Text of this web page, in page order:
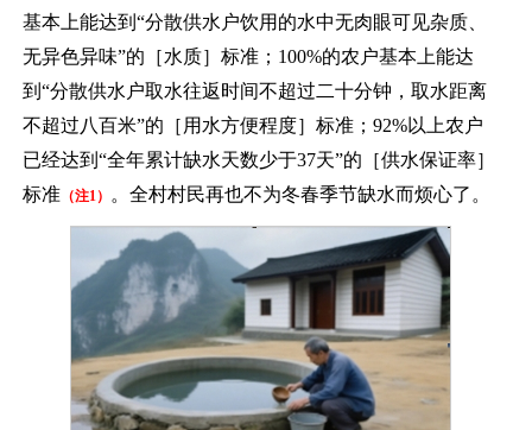
基本上能达到“分散供水户饮用的水中无肉眼可见杂质、
无异色异味”的［水质］标准；100%的农户基本上能达
到“分散供水户取水往返时间不超过二十分钟，取水距离
不超过八百米”的［用水方便程度］标准；92%以上农户
已经达到“全年累计缺水天数少于37天”的［供水保证率］
标准 （注1） 。全村村民再也不为冬春季节缺水而烦心了。